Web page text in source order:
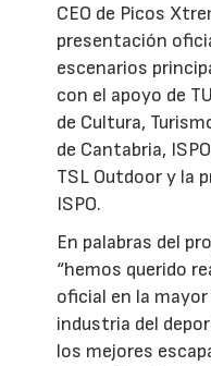
CEO de Picos
presentación
escenarios
con el apoyo de
de Cultura,
de Cantabria,
TSL Outdoor y la
ISPO.
En palabras del
“hemos querido
oficial en la
industria del
los mejores